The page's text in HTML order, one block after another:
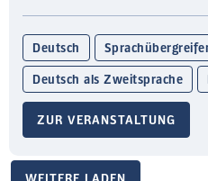
Deutsch
Deutsch als Zweitsprache
ZUR VERANSTALTUNG